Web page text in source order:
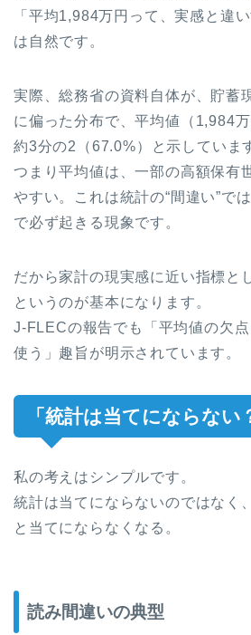
「平均1,984万円って、実感と違
は自然です。
実際、総務省の資料自体が、貯蓄
に偏った分布で、平均値（1,984
約3分の2（67.0%）と示していま
つまり平均値は、一部の高額保有
やすい。これは統計の“間違い”で
で必ず起きる現象です。
だから家計の現実感に近い指標と
というのが基本になります。
J-FLECの報告でも「平均値の欠
使う」趣旨が明示されています。
「統計は当てにならない
私の考えはシンプルです。
統計は当てにならないのではなく
と当てにならなくなる。
読み間違いの典型